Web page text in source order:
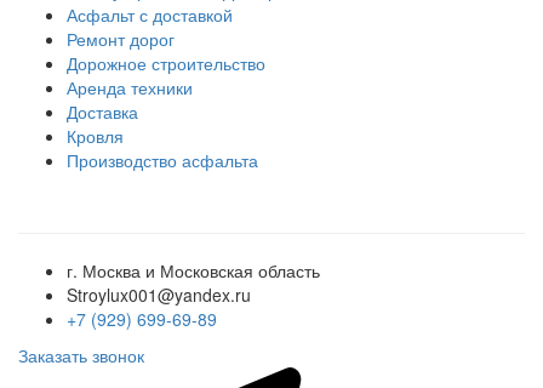
Асфальт с доставкой
Ремонт дорог
Дорожное строительство
Аренда техники
Доставка
Кровля
Производство асфальта
г. Москва и Московская область
Stroylux001@yandex.ru
+7 (929) 699-69-89
Заказать звонок